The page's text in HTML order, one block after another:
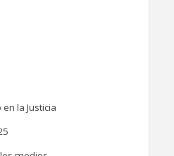
la Justicia